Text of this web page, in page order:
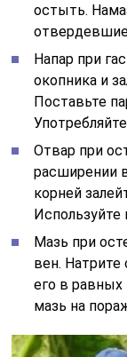
остыть.
Напар при
окопника и
Поставьте
Отвар при
расширении
корней
Используйте
Мазь при
вен.
его в равных
мазь на